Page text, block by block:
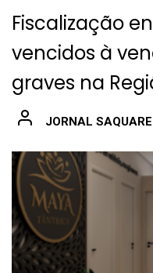
Fiscalização
vencidos à
graves na
JORNAL